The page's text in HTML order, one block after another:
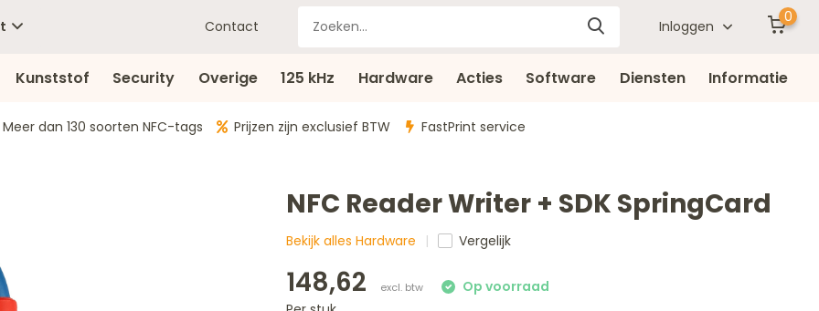
Contact Inloggen
0
Kunststof Security Overige 125 kHz Hardware Acties Software Diensten Informatie
Meer dan 130 soorten NFC-tags Prijzen zijn exclusief BTW FastPrint service
NFC Reader Writer + SDK SpringCard
Bekijk alles Hardware Vergelijk
148,62